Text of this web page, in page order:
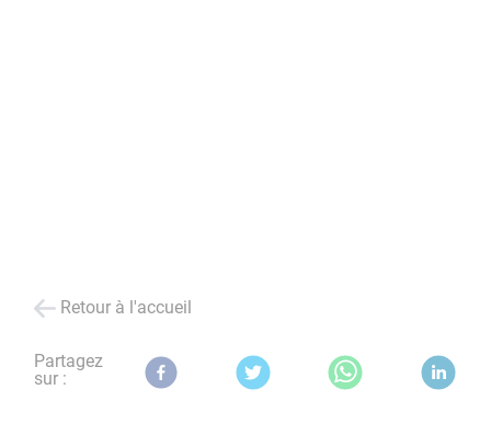
Retour à l'accueil
Partagez
sur :